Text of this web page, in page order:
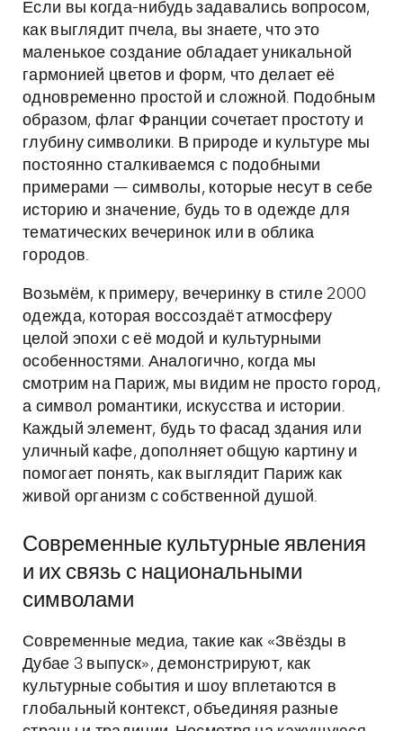
Если вы когда-нибудь задавались вопросом,
как выглядит пчела, вы знаете, что это
маленькое создание обладает уникальной
гармонией цветов и форм, что делает её
одновременно простой и сложной. Подобным
образом, флаг Франции сочетает простоту и
глубину символики. В природе и культуре мы
постоянно сталкиваемся с подобными
примерами — символы, которые несут в себе
историю и значение, будь то в одежде для
тематических вечеринок или в облика
городов.
Возьмём, к примеру, вечеринку в стиле 2000
одежда, которая воссоздаёт атмосферу
целой эпохи с её модой и культурными
особенностями. Аналогично, когда мы
смотрим на Париж, мы видим не просто город,
а символ романтики, искусства и истории.
Каждый элемент, будь то фасад здания или
уличный кафе, дополняет общую картину и
помогает понять, как выглядит Париж как
живой организм с собственной душой.
Современные культурные явления
и их связь с национальными
символами
Современные медиа, такие как «Звёзды в
Дубае 3 выпуск», демонстрируют, как
культурные события и шоу вплетаются в
глобальный контекст, объединяя разные